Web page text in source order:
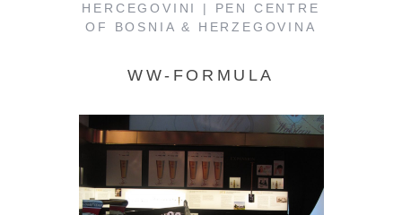
HERCEGOVINI | PEN CENTRE
OF BOSNIA & HERZEGOVINA
WW-FORMULA